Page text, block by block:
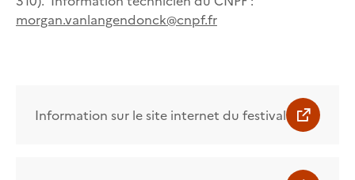
morgan.vanlangendonck@cnpf.fr
Information sur le site internet du festival